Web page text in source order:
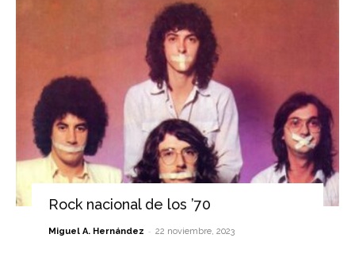
Rock nacional de los ’70
Miguel A. Hernández - 22 noviembre, 2023